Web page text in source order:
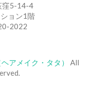
窪5-14-4
ョン1階
2022
アメイク・タタ）
All